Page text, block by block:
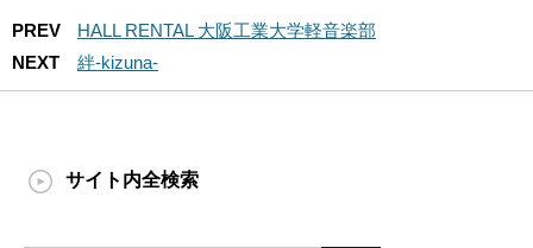
PREV
HALL RENTAL 大阪工業大学軽音楽部
NEXT
絆-kizuna-
サイト内全検索